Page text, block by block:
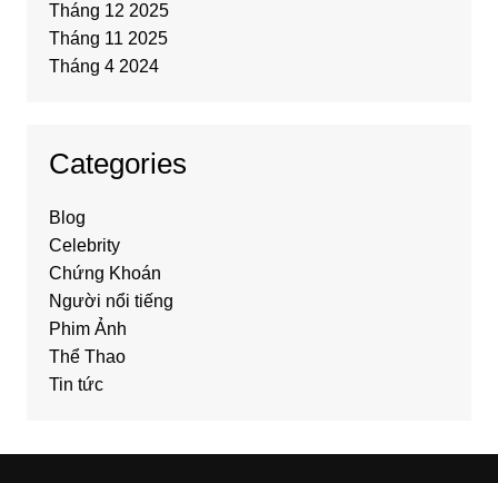
Tháng 12 2025
Tháng 11 2025
Tháng 4 2024
Categories
Blog
Celebrity
Chứng Khoán
Người nổi tiếng
Phim Ảnh
Thể Thao
Tin tức